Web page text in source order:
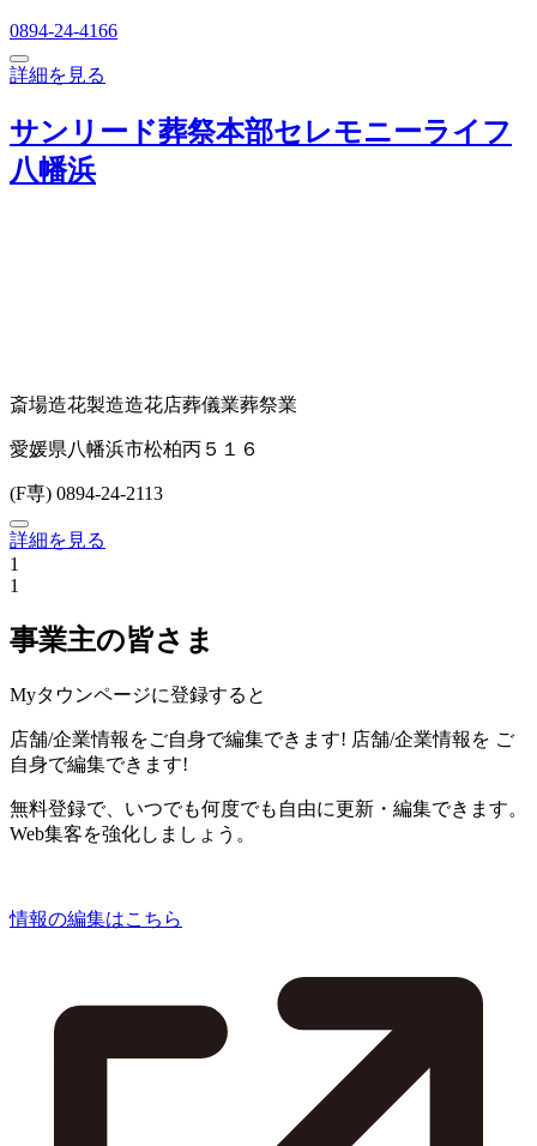
0894-24-4166
詳細を見る
サンリード葬祭本部セレモニーライフ
八幡浜
斎場造花製造造花店葬儀業葬祭業
愛媛県八幡浜市松柏丙５１６
(F専) 0894-24-2113
詳細を見る
1
1
事業主の皆さま
Myタウンページに登録すると
店舗/企業情報をご自身で編集できます! 店舗/企業情報を ご
自身で編集できます!
無料登録で、いつでも何度でも自由に更新・編集できます。
Web集客を強化しましょう。
情報の編集はこちら